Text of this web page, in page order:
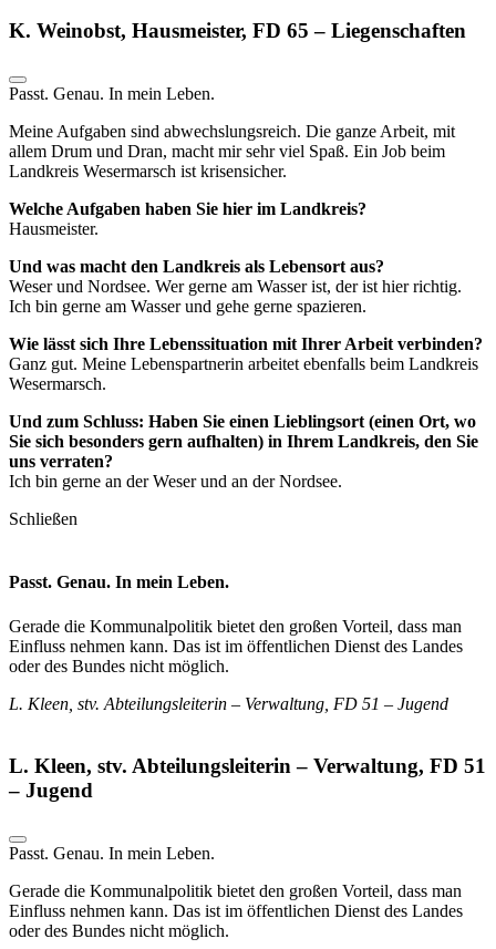
K. Weinobst, Hausmeister, FD 65 – Liegenschaften
Passt. Genau. In mein Leben.
Meine Aufgaben sind abwechslungsreich. Die ganze Arbeit, mit
allem Drum und Dran, macht mir sehr viel Spaß. Ein Job beim
Landkreis Wesermarsch ist krisensicher.
Welche Aufgaben haben Sie hier im Landkreis?
Hausmeister.
Und was macht den Landkreis als Lebensort aus?
Weser und Nordsee. Wer gerne am Wasser ist, der ist hier richtig.
Ich bin gerne am Wasser und gehe gerne spazieren.
Wie lässt sich Ihre Lebenssituation mit Ihrer Arbeit verbinden?
Ganz gut. Meine Lebenspartnerin arbeitet ebenfalls beim Landkreis
Wesermarsch.
Und zum Schluss: Haben Sie einen Lieblingsort (einen Ort, wo
Sie sich besonders gern aufhalten) in Ihrem Landkreis, den Sie
uns verraten?
Ich bin gerne an der Weser und an der Nordsee.
Schließen
Passt. Genau. In mein Leben.
Gerade die Kommunalpolitik bietet den großen Vorteil, dass man
Einfluss nehmen kann. Das ist im öffentlichen Dienst des Landes
oder des Bundes nicht möglich.
L. Kleen, stv. Abteilungsleiterin – Verwaltung, FD 51 – Jugend
L. Kleen, stv. Abteilungsleiterin – Verwaltung, FD 51
– Jugend
Passt. Genau. In mein Leben.
Gerade die Kommunalpolitik bietet den großen Vorteil, dass man
Einfluss nehmen kann. Das ist im öffentlichen Dienst des Landes
oder des Bundes nicht möglich.